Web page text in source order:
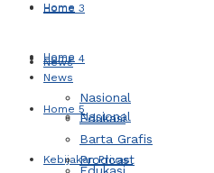
Home 3
Home 4
Home 5
Kebijakan Privasi
Home
News
Nasional
Home
News
Nasional
Edukasi
Barta Grafis
Prodcast